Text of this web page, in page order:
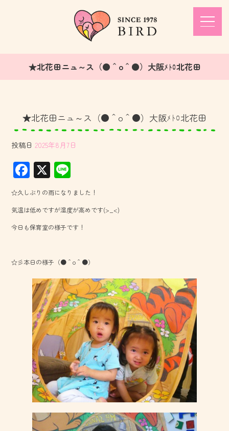
★北花田ニュ～ス（●＾o＾●）大阪ﾒﾄﾛ北花田
★北花田ニュ～ス（●＾o＾●）大阪ﾒﾄﾛ北花田
投稿日 2025年8月7日
F
ac
e
b
o
X
ne
☆久しぶりの雨になりました！
気温は低めですが湿度が高めです(>_<)
今日も保育室の様子です！
☆彡本日の様子（●＾o＾●）